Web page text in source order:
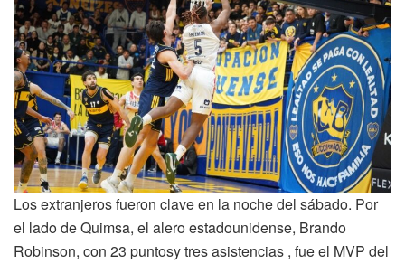
Los extranjeros fueron clave en la noche del sábado. Por
el lado de Quimsa, el alero estadounidense, Brando
Robinson, con 23 puntosy tres asistencias , fue el MVP del